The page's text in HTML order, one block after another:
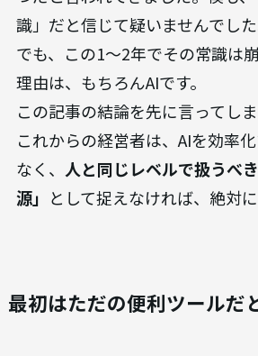
識」だと信じて疑いませんでした
でも、この1〜2年でその常識は
理由は、もちろんAIです。
この記事の結論を先に言ってし
これからの経営者は、AIを効率
なく、 人と同じレベルで扱うべ
源」 として捉えなければ、絶対
最初はただの便利ツールだ